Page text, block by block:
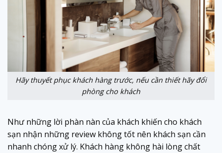
Hãy thuyết phục khách hàng trước, nếu cần thiết hãy đổi
phòng cho khách
Như những lời phàn nàn của khách khiến cho khách
sạn nhận những review không tốt nên khách sạn cần
nhanh chóng xử lý. Khách hàng không hài lòng chất